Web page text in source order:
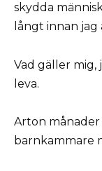
skydda
långt innan jag
Vad gäller mig,
leva.
Arton månader
barnkammare